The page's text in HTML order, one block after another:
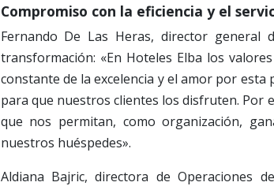
Compromiso con la eficiencia y el
Fernando De Las Heras, director general
transformación: «En Hoteles Elba los
constante de la excelencia y el amor por
para que nuestros clientes los disfruten. Por
que nos permitan, como organización,
nuestros huéspedes».
Aldiana Bajric, directora de Operaciones